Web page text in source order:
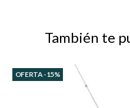
También te
OFERTA -15%